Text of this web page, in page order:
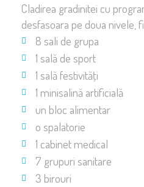
Cladirea gradinitei cu
desfasoara pe doua nivele,
8 sali de grupa
1 sală de sport
1 sală festivităţi
1 minisalină artificială
un bloc alimentar
o spalatorie
1 cabinet medical
7 grupuri sanitare
3 birouri